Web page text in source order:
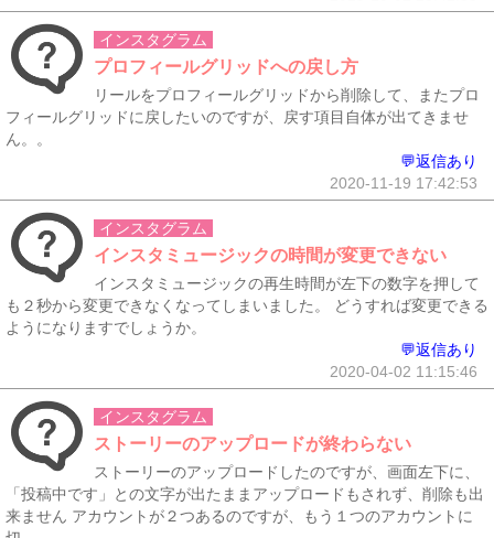
インスタグラム
プロフィールグリッドへの戻し方
リールをプロフィールグリッドから削除して、またプロ
フィールグリッドに戻したいのですが、戻す項目自体が出てきませ
ん。。
💬返信あり
2020-11-19 17:42:53
インスタグラム
インスタミュージックの時間が変更できない
インスタミュージックの再生時間が左下の数字を押して
も２秒から変更できなくなってしまいました。 どうすれば変更できる
ようになりますでしょうか。
💬返信あり
2020-04-02 11:15:46
インスタグラム
ストーリーのアップロードが終わらない
ストーリーのアップロードしたのですが、画面左下に、
「投稿中です」との文字が出たままアップロードもされず、削除も出
来ません アカウントが２つあるのですが、もう１つのアカウントに